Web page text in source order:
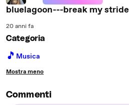
bluelagoon---break my stride
20 anni fa
Categoria
🎵 Musica
Mostra meno
Commenti